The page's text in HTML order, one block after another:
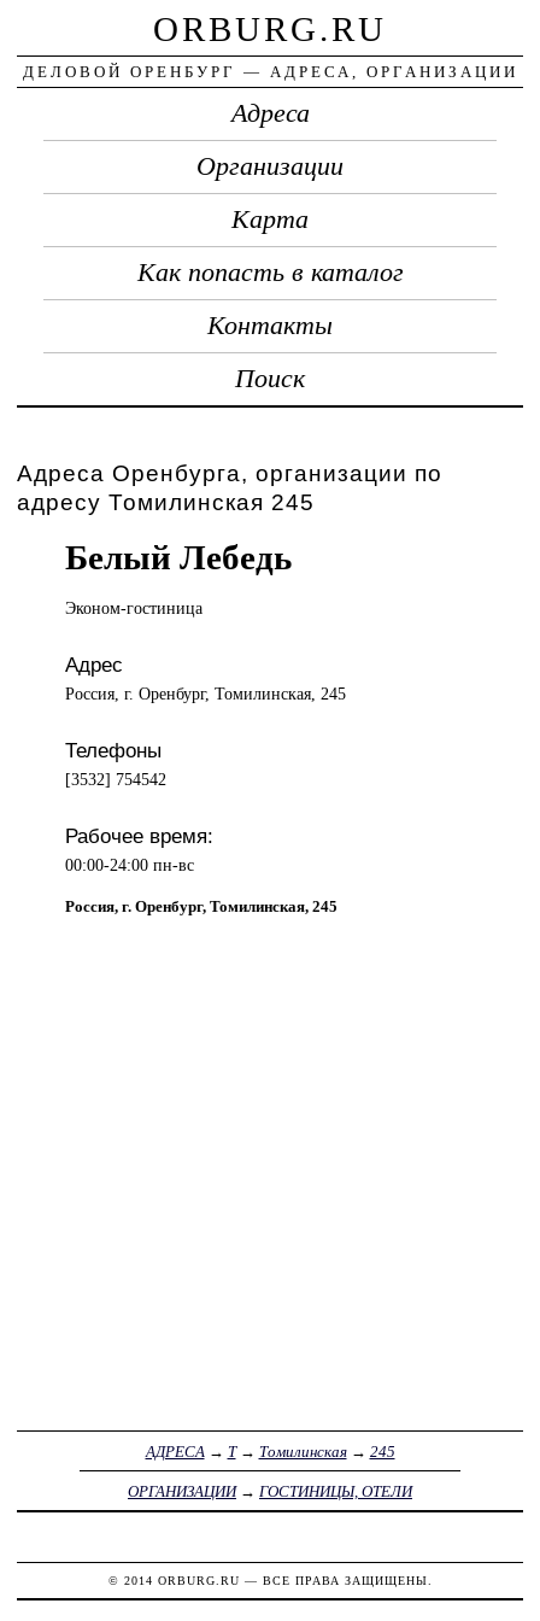
ORBURG.RU
ДЕЛОВОЙ ОРЕНБУРГ — АДРЕСА, ОРГАНИЗАЦИИ
Адреса
Организации
Карта
Как попасть в каталог
Контакты
Поиск
Адреса Оренбурга, организации по
адресу Томилинская 245
Белый Лебедь
Эконом-гостиница
Адрес
Россия, г. Оренбург, Томилинская, 245
Телефоны
[3532] 754542
Рабочее время:
00:00-24:00 пн-вс
Россия, г. Оренбург, Томилинская, 245
АДРЕСА → Т→ Томилинская→ 245
ОРГАНИЗАЦИИ→ ГОСТИНИЦЫ, ОТЕЛИ
© 2014 ORBURG.RU — ВСЕ ПРАВА ЗАЩИЩЕНЫ.